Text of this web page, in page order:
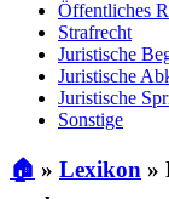
Öffentliches
Strafrecht
Juristische
Juristische
Juristische
Sonstige
🏠 » Lexikon »